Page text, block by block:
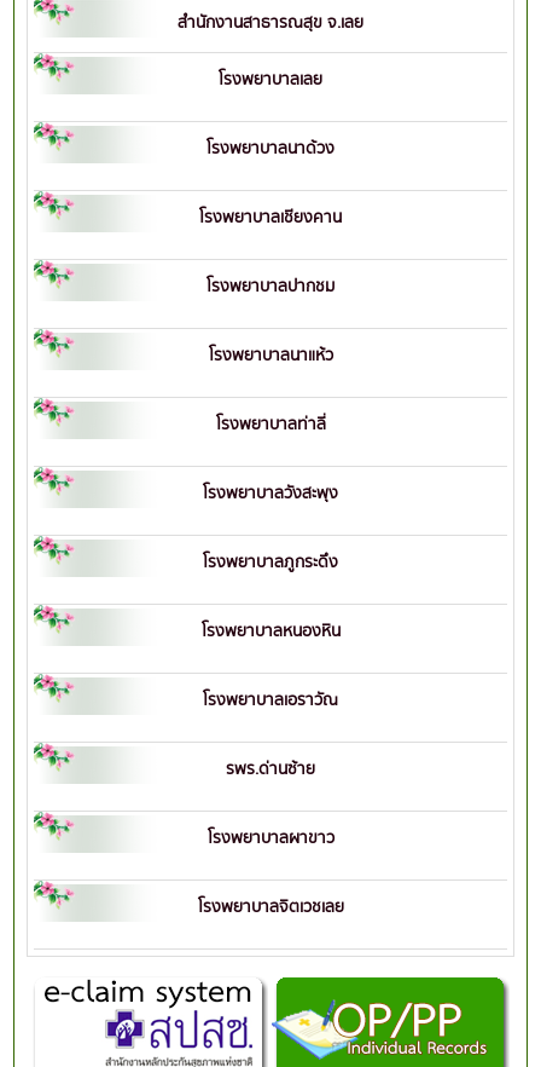
สำนักงานสาธารณสุข จ.เลย
โรงพยาบาลเลย
โรงพยาบาลนาด้วง
โรงพยาบาลเชียงคาน
โรงพยาบาลปากชม
โรงพยาบาลนาแห้ว
โรงพยาบาลท่าลี่
โรงพยาบาลวังสะพุง
โรงพยาบาลภูกระดึง
โรงพยาบาลหนองหิน
โรงพยาบาลเอราวัณ
รพร.ด่านซ้าย
โรงพยาบาลผาขาว
โรงพยาบาลจิตเวชเลย